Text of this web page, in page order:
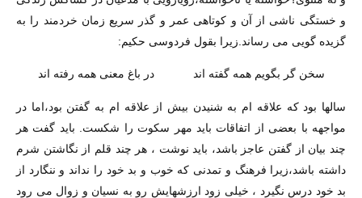
و خستگی ناشی از آن و کوتاهی عمر و گذر سریع زمان خردمند را به
گزیده گویی می رساند.زیرا بقول فردوسی حکیم:
سخن گر بگویم همه گفته اند در باغ معنی همه رفته اند
سالها بود که علاقه ام به شنیدن بیش از علاقه ام به گفتن بود،اما در
مواجهه با بعضی از اتفاقات باید مهر سکوت را شکست. باید گفت هر
چند بیان از گفتن عاجز باشد، باید نوشت ، هر چند قلم از نگاشتن شرم
داشته باشد،زیرا فرهنگ و تمدنی که خوب و بد خود را نداند و ننگارد از
بد خود درس نگیرد ، خیلی زود ارزشهایش رو به نسیان و زوال می رود